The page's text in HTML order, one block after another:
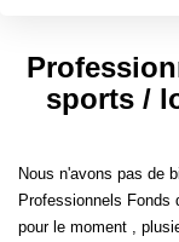
Sélectionnez...
Type de bien
Créer une
sports /
Nous n'avons pas de
Professionnels Fonds
pour le moment ,